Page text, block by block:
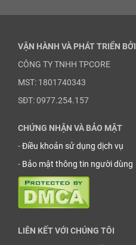
VẬN HÀNH VÀ PHÁT TRIỂN BỞI
CÔNG TY TNHH TPCORE
MST: 1801740343
SĐT: 0977.254.157
CHỨNG NHẬN VÀ BẢO MẬT
-Điều khoản sử dụng dịch vụ
- Bảo mật thông tin người dùng
LIÊN KẾT VỚI CHÚNG TÔI